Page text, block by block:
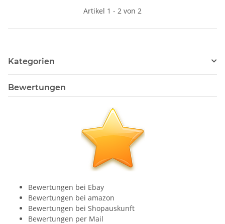
Artikel 1 - 2 von 2
Kategorien
Bewertungen
Bewertungen bei Ebay
Bewertungen bei amazon
Bewertungen bei Shopauskunft
Bewertungen per Mail